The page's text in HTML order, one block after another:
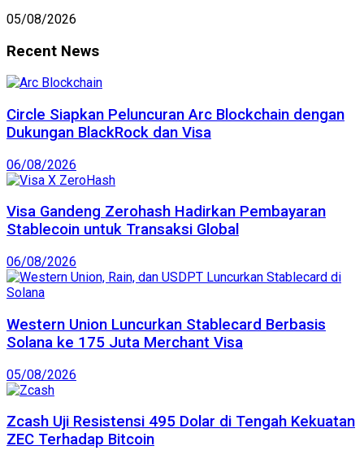
05/08/2026
Recent News
Circle Siapkan Peluncuran Arc Blockchain dengan
Dukungan BlackRock dan Visa
06/08/2026
Visa Gandeng Zerohash Hadirkan Pembayaran
Stablecoin untuk Transaksi Global
06/08/2026
Western Union Luncurkan Stablecard Berbasis
Solana ke 175 Juta Merchant Visa
05/08/2026
Zcash Uji Resistensi 495 Dolar di Tengah Kekuatan
ZEC Terhadap Bitcoin